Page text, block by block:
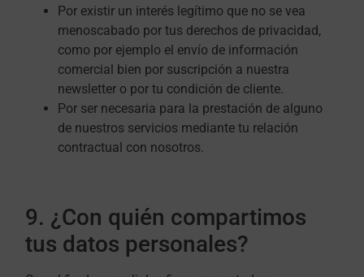
Por existir un interés legítimo que no se vea
menoscabado por tus derechos de privacidad,
como por ejemplo el envío de información
comercial bien por suscripción a nuestra
newsletter o por tu condición de cliente.
Por ser necesaria para la prestación de alguno
de nuestros servicios mediante tu relación
contractual con nosotros.
9. ¿Con quién compartimos
tus datos personales?